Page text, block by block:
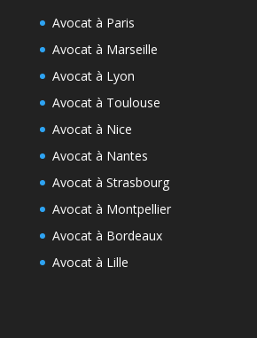
Avocat à Paris
Avocat à Marseille
Avocat à Lyon
Avocat à Toulouse
Avocat à Nice
Avocat à Nantes
Avocat à Strasbourg
Avocat à Montpellier
Avocat à Bordeaux
Avocat à Lille